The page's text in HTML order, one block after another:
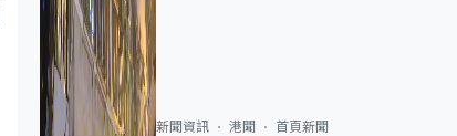
新聞資訊 港聞 首頁新聞